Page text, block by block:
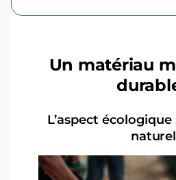
Un matériau
L’aspect
naturel